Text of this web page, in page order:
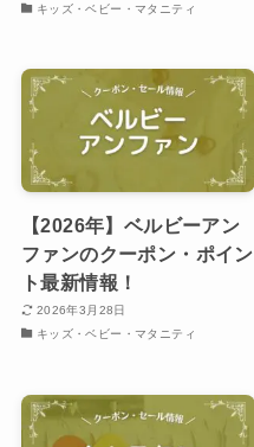
キッズ・ベビー・マタニティ
【2026年】ベルビーアン
ファンのクーポン・ポイン
ト最新情報！
2026年3月28日
キッズ・ベビー・マタニティ